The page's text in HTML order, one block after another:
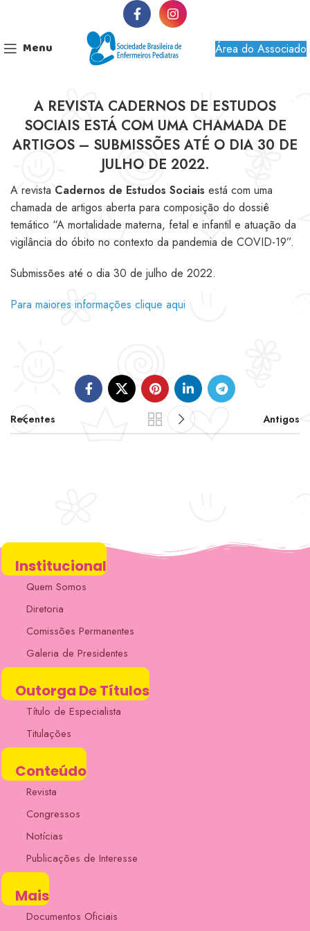
Menu Área do Associado
A REVISTA CADERNOS DE ESTUDOS
SOCIAIS ESTÁ COM UMA CHAMADA DE
ARTIGOS – SUBMISSÕES ATÉ O DIA 30 DE
JULHO DE 2022.
A revista Cadernos de Estudos Sociais está com uma
chamada de artigos aberta para composição do dossiê
temático “A mortalidade materna, fetal e infantil e atuação da
vigilância do óbito no contexto da pandemia de COVID-19”.
Submissões até o dia 30 de julho de 2022.
Para maiores informações clique aqui
Recentes Antigos
Institucional
Quem Somos
Diretoria
Comissões Permanentes
Galeria de Presidentes
Outorga De Títulos
Título de Especialista
Titulações
Conteúdo
Revista
Congressos
Notícias
Publicações de Interesse
Mais
Documentos Oficiais